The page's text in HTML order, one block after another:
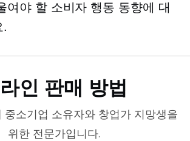
여야 할 소비자 행동 동향에 대
.
인 판매 방법
중소기업 소유자와 창업가 지망생을
위한 전문가입니다.